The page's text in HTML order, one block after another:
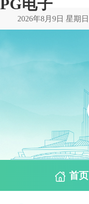
PG电子
2026年8月9日 星期日
首页